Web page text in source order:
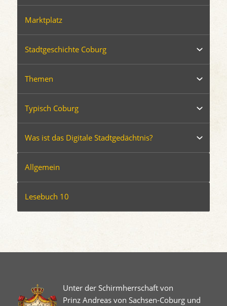
Marktplatz
Stadtgeschichte Coburg
Themen
Typisch Coburg
Was ist das Digitale Stadtgedächtnis?
Allgemein
Lesebuch 10
Unter der Schirmherrschaft von
Prinz Andreas von Sachsen-Coburg und